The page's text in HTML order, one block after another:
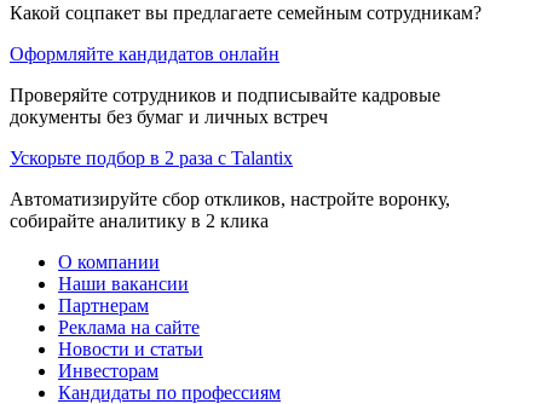
Какой соцпакет вы предлагаете семейным сотрудникам?
Оформляйте кандидатов онлайн
Проверяйте сотрудников и подписывайте кадровые
документы без бумаг и личных встреч
Ускорьте подбор в 2 раза с Talantix
Автоматизируйте сбор откликов, настройте воронку,
собирайте аналитику в 2 клика
О компании
Наши вакансии
Партнерам
Реклама на сайте
Новости и статьи
Инвесторам
Кандидаты по профессиям